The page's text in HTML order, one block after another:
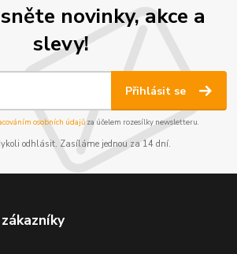
novinky, akce a
slevy!
Přihlásit se
osobních údajůza účelem rozesílky newsletteru.
odhlásit. Zasíláme jednou za 14 dní.